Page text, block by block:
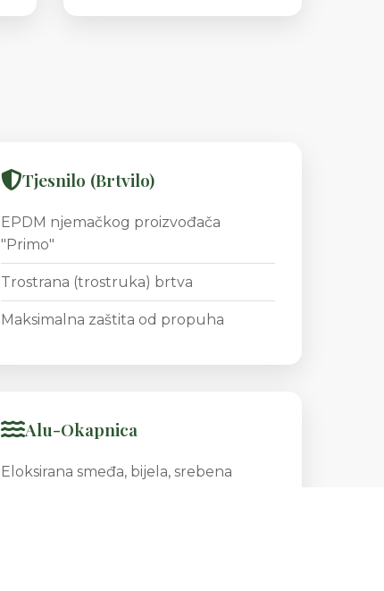
Tjesnilo (Brtvilo)
EPDM njemačkog proizvođača
"Primo"
Trostrana (trostruka) brtva
Maksimalna zaštita od propuha
Alu-Okapnica
Eloksirana smeđa, bijela, srebena